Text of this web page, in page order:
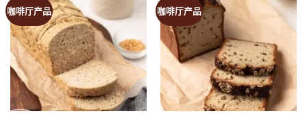
咖啡厅产品 咖啡厅产品